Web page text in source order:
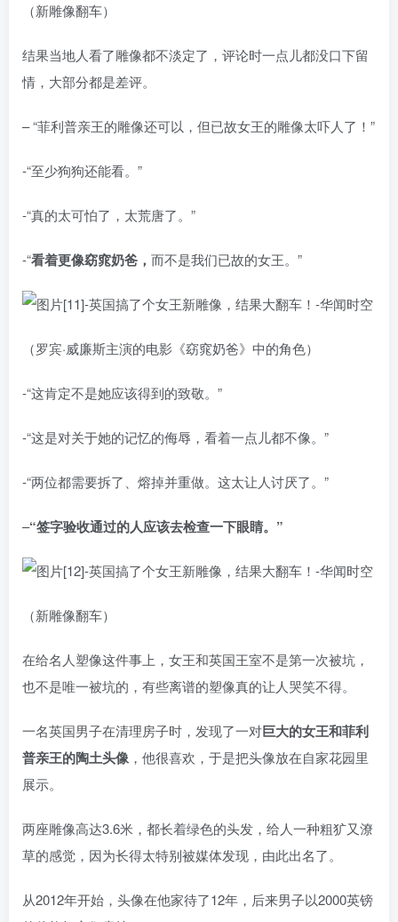
（新雕像翻车）
结果当地人看了雕像都不淡定了，评论时一点儿都没口下留
情，大部分都是差评。
– “菲利普亲王的雕像还可以，但已故女王的雕像太吓人了！”
-“至少狗狗还能看。”
-“真的太可怕了，太荒唐了。”
-“看着更像窈窕奶爸， 而不是我们已故的女王。”
（罗宾·威廉斯主演的电影《窈窕奶爸》中的角色）
-“这肯定不是她应该得到的致敬。”
-“这是对关于她的记忆的侮辱，看着一点儿都不像。”
-“两位都需要拆了、熔掉并重做。这太让人讨厌了。”
–“签字验收通过的人应该去检查一下眼睛。”
（新雕像翻车）
在给名人塑像这件事上，女王和英国王室不是第一次被坑，
也不是唯一被坑的，有些离谱的塑像真的让人哭笑不得。
一名英国男子在清理房子时，发现了一对巨大的女王和菲利
普亲王的陶土头像 ，他很喜欢，于是把头像放在自家花园里
展示。
两座雕像高达3.6米，都长着绿色的头发，给人一种粗犷又潦
草的感觉，因为长得太特别被媒体发现，由此出名了。
从2012年开始，头像在他家待了12年，后来男子以2000英镑